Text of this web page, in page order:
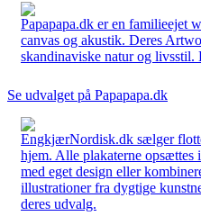
Papapapa.dk er en familieejet
canvas og akustik. Deres
skandinaviske natur og livsstil.
Se udvalget på Papapapa.dk
EngkjærNordisk.dk sælger
hjem. Alle plakaterne opsættes
med eget design eller
illustrationer fra dygtige
deres udvalg.